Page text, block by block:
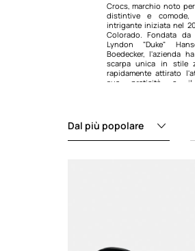
Crocs, marchio noto
distintive e
intrigante iniziata nel
Colorado. Fondata da
Lyndon "Duke"
Boedecker, l'azienda
scarpa unica in stile
rapidamente attirato
sua praticità e il
Classic Clog.
design leggero,
pulire, questo
modello popolare, noto
Dal più popolare